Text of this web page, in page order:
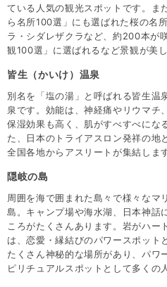
ている人気の観光スポットです。ま
ら名所100選」にも選ばれた桜の名
ラ・シダレザクラなど、約200本が
観100選」に選ばれるなど景観が美し
皆生（かいけ）温泉
別名を「塩の湯」と呼ばれる皆生温
泉です。効能は、神経痛やリウマチ
保湿効果も高く、肌がすべすべにな
た、日本のトライアスロン発祥の地
全国各地からアスリートが集結します
隠岐の島
周囲を海で囲まれた島々で様々なマ
島。キャンプ場や海水湖、日本神話
ころがたくさんあります。岩がハー
は、恋愛・縁結びのパワースポット
たくさん神秘的な場所があり、パワ
ピリチュアルスポットとして多くの